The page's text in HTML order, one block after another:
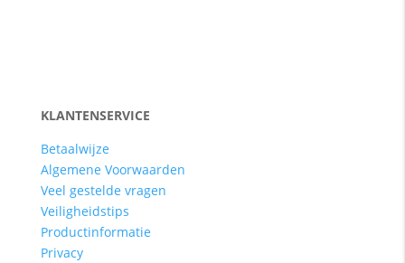
KLANTENSERVICE
Betaalwijze
Algemene Voorwaarden
Veel gestelde vragen
Veiligheidstips
Productinformatie
Privacy